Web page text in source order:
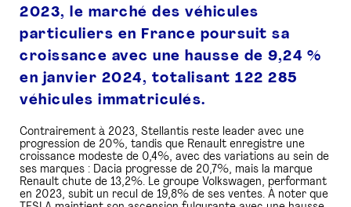
2023, le marché des véhicules
particuliers en France poursuit sa
croissance avec une hausse de 9,24 %
en janvier 2024, totalisant 122 285
véhicules immatriculés.
Contrairement à 2023, Stellantis reste leader avec une
progression de 20%, tandis que Renault enregistre une
croissance modeste de 0,4%, avec des variations au sein de
ses marques : Dacia progresse de 20,7%, mais la marque
Renault chute de 13,2%. Le groupe Volkswagen, performant
en 2023, subit un recul de 19,8% de ses ventes. À noter que